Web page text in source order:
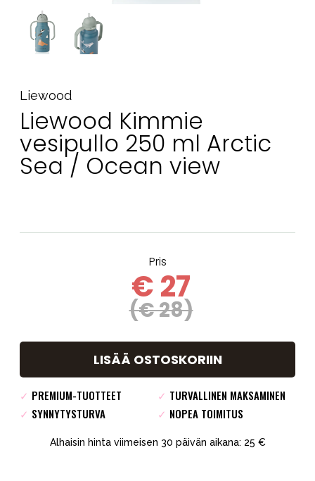
Liewood
Liewood Kimmie
vesipullo 250 ml Arctic
Sea / Ocean view
Pris
€ 27
(€ 28)
LISÄÄ OSTOSKORIIN
✓ PREMIUM-TUOTTEET ✓ TURVALLINEN MAKSAMINEN
✓ SYNNYTYSTURVA ✓ NOPEA TOIMITUS
Alhaisin hinta viimeisen 30 päivän aikana: 25 €
Aurinko ja uinti